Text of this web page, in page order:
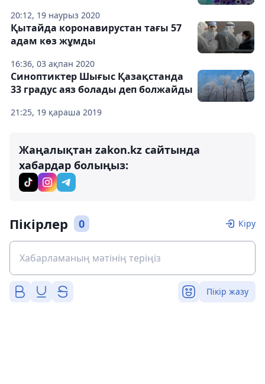
20:12, 19 наурыз 2020
16:36, 03 ақпан 2020
Қытайда коронавирустан тағы 57
адам көз жұмды
21:25, 19 қараша 2019
Синоптиктер Шығыс Қазақстанда
33 градус аяз болады деп болжайды
Жаңалықтан zakon.kz сайтында
хабардар болыңыз:
Пікірлер 0 Кіру
Пікір жазу